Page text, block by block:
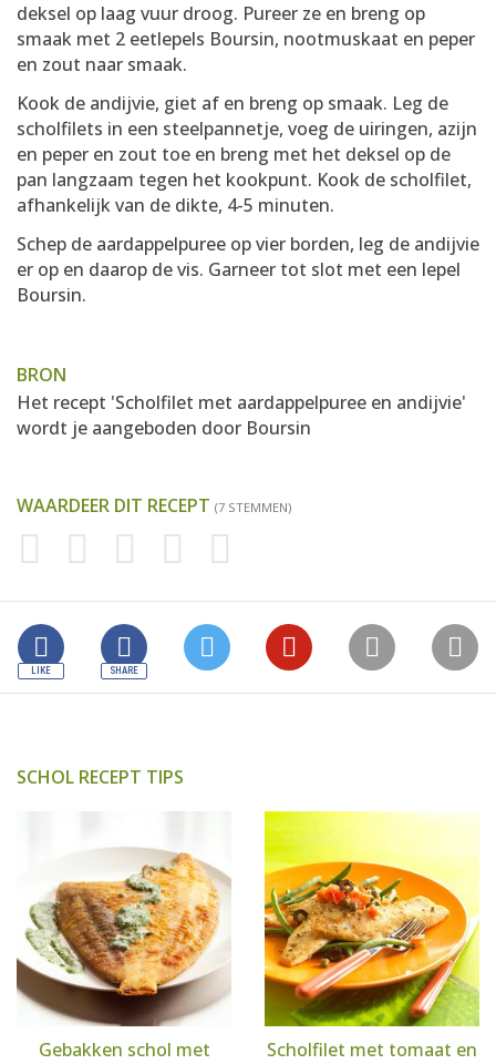
deksel op laag vuur droog. Pureer ze en breng op
smaak met 2 eetlepels Boursin, nootmuskaat en peper
en zout naar smaak.
Kook de andijvie, giet af en breng op smaak. Leg de
scholfilets in een steelpannetje, voeg de uiringen, azijn
en peper en zout toe en breng met het deksel op de
pan langzaam tegen het kookpunt. Kook de scholfilet,
afhankelijk van de dikte, 4-5 minuten.
Schep de aardappelpuree op vier borden, leg de andijvie
er op en daarop de vis. Garneer tot slot met een lepel
Boursin.
BRON
Het recept 'Scholfilet met aardappelpuree en andijvie'
wordt je aangeboden door Boursin
WAARDEER DIT RECEPT (7 STEMMEN)
SCHOL RECEPT TIPS
Gebakken schol met
Scholfilet met tomaat en